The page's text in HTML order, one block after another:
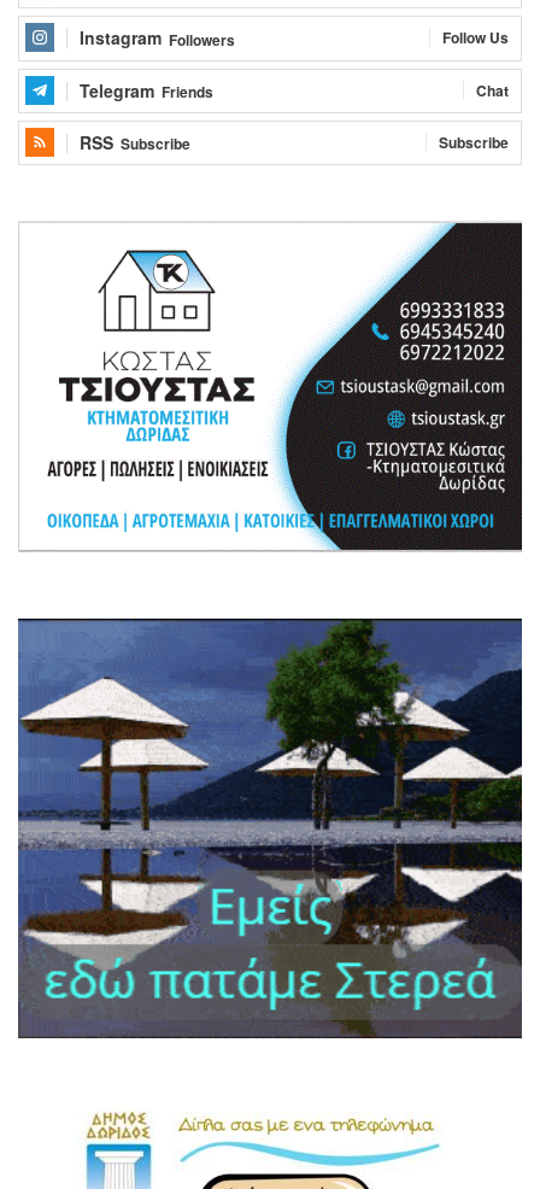
Instagram Followers Follow Us
Telegram Friends Chat
RSS Subscribe Subscribe